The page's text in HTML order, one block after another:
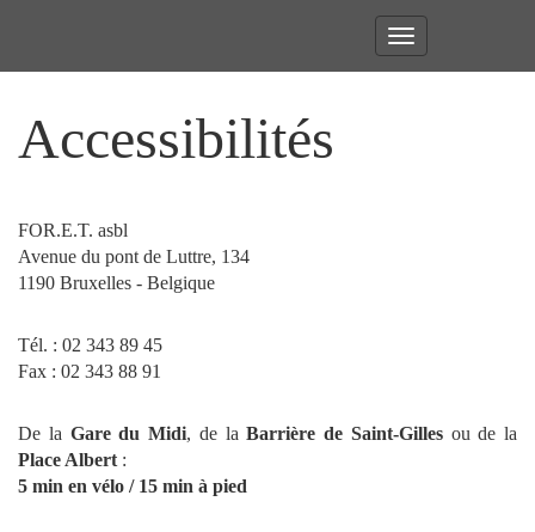
Toggle
navigation
Accessibilités
FOR.E.T. asbl
Avenue du pont de Luttre, 134
1190 Bruxelles - Belgique
Tél. : 02 343 89 45
Fax : 02 343 88 91
De la Gare du Midi, de laBarrière de Saint-Gillesou de la
Place Albert :
5 min en vélo / 15 min à pied